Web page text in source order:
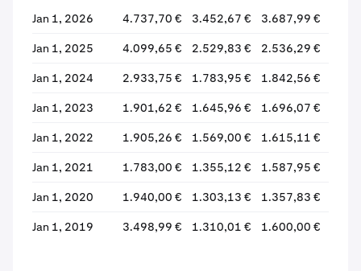
Jan 1, 2026 4.737,70 € 3.452,67 € 3.687,99 €
Jan 1, 2025 4.099,65 € 2.529,83 € 2.536,29 €
Jan 1, 2024 2.933,75 € 1.783,95 € 1.842,56 €
Jan 1, 2023 1.901,62 € 1.645,96 € 1.696,07 €
Jan 1, 2022 1.905,26 € 1.569,00 € 1.615,11 €
Jan 1, 2021 1.783,00 € 1.355,12 € 1.587,95 €
Jan 1, 2020 1.940,00 € 1.303,13 € 1.357,83 €
Jan 1, 2019 3.498,99 € 1.310,01 € 1.600,00 €